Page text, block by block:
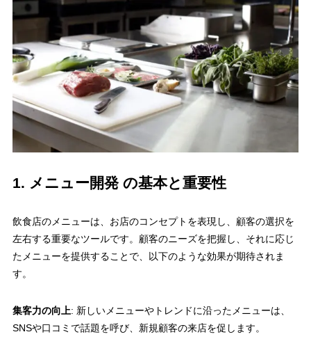
1. メニュー開発 の基本と重要性
飲食店のメニューは、お店のコンセプトを表現し、顧客の選択を
左右する重要なツールです。顧客のニーズを把握し、それに応じ
たメニューを提供することで、以下のような効果が期待されま
す。
集客力の向上: 新しいメニューやトレンドに沿ったメニューは、
SNSや口コミで話題を呼び、新規顧客の来店を促します。